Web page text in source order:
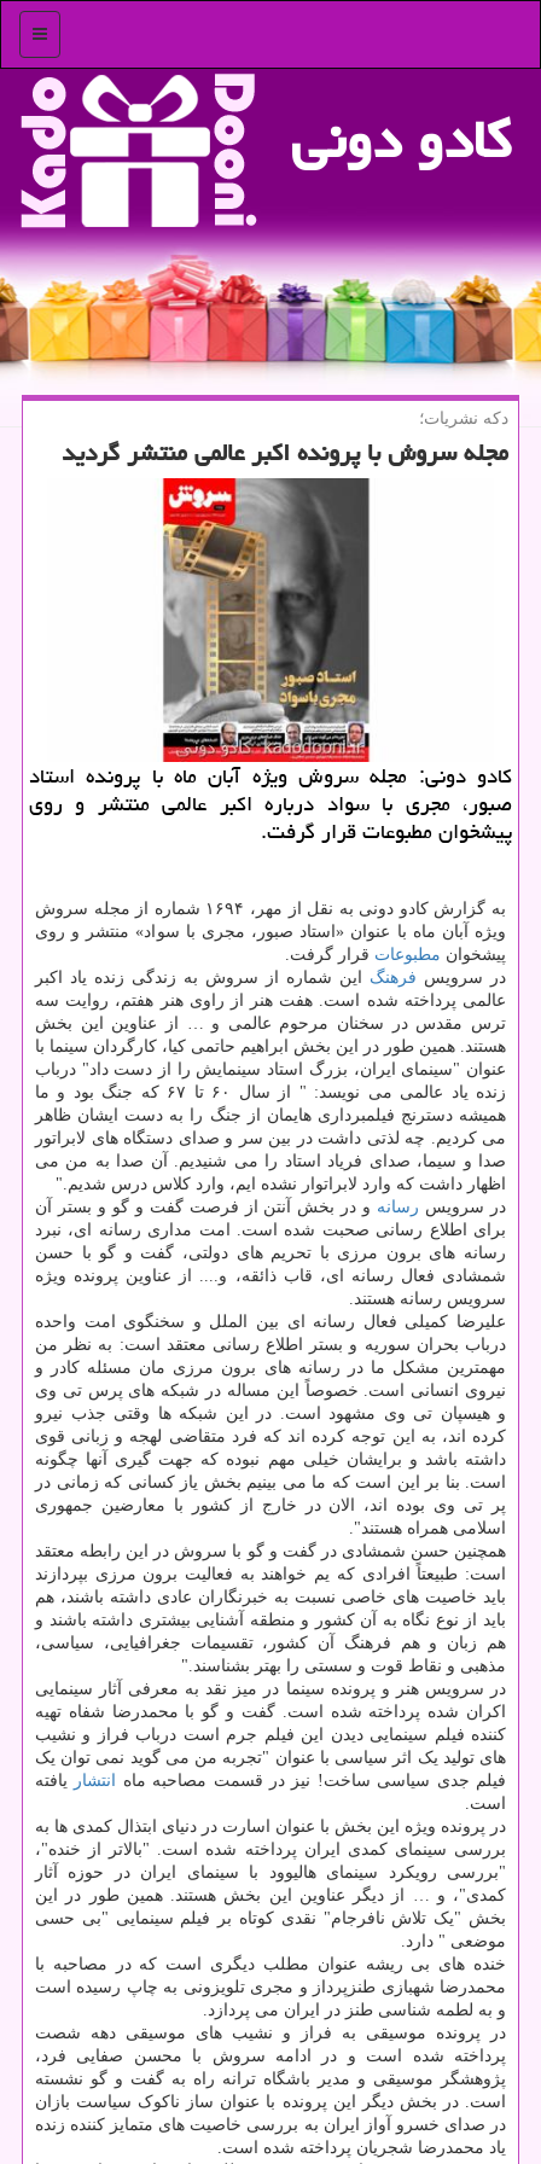
منو
كادو دونی
دكه نشریات؛
مجله سروش با پرونده اكبر عالمی منتشر گردید
كادو دونی: مجله سروش ویژه آبان ماه با پرونده استاد
صبور، مجری با سواد درباره اكبر عالمی منتشر و روی
پیشخوان مطبوعات قرار گرفت.
به گزارش کادو دونی به نقل از مهر، ۱۶۹۴ شماره از مجله سروش
ویژه آبان ماه با عنوان «استاد صبور، مجری با سواد» منتشر و روی
پیشخوان مطبوعات قرار گرفت.
در سرویس فرهنگ این شماره از سروش به زندگی زنده یاد اکبر
عالمی پرداخته شده است. هفت هنر از راوی هنر هفتم، روایت سه
ترس مقدس در سخنان مرحوم عالمی و … از عناوین این بخش
هستند. همین طور در این بخش ابراهیم حاتمی کیا، کارگردان سینما با
عنوان "سینمای ایران، بزرگ استاد سینمایش را از دست داد" درباب
زنده یاد عالمی می نویسد: " از سال ۶۰ تا ۶۷ که جنگ بود و ما
همیشه دسترنج فیلمبرداری هایمان از جنگ را به دست ایشان ظاهر
می کردیم. چه لذتی داشت در بین سر و صدای دستگاه های لابراتور
صدا و سیما، صدای فریاد استاد را می شنیدیم. آن صدا به من می
اظهار داشت که وارد لابراتوار نشده ایم، وارد کلاس درس شدیم."
در سرویس رسانه و در بخش آنتن از فرصت گفت و گو و بستر آن
برای اطلاع رسانی صحبت شده است. امت مداری رسانه ای، نبرد
رسانه های برون مرزی با تحریم های دولتی، گفت و گو با حسن
شمشادی فعال رسانه ای، قاب ذائقه، و.... از عناوین پرونده ویژه
سرویس رسانه هستند.
علیرضا کمیلی فعال رسانه ای بین الملل و سخنگوی امت واحده
درباب بحران سوریه و بستر اطلاع رسانی معتقد است: به نظر من
مهمترین مشکل ما در رسانه های برون مرزی مان مسئله کادر و
نیروی انسانی است. خصوصاً این مساله در شبکه های پرس تی وی
و هیسپان تی وی مشهود است. در این شبکه ها وقتی جذب نیرو
کرده اند، به این توجه کرده اند که فرد متقاضی لهجه و زبانی قوی
داشته باشد و برایشان خیلی مهم نبوده که جهت گیری آنها چگونه
است. بنا بر این است که ما می بینیم بخش یاز کسانی که زمانی در
پر تی وی بوده اند، الان در خارج از کشور با معارضین جمهوری
اسلامی همراه هستند".
همچنین حسن شمشادی در گفت و گو با سروش در این رابطه معتقد
است: طبیعتاً افرادی که یم خواهند به فعالیت برون مرزی بپردازند
باید خاصیت های خاصی نسبت به خبرنگاران عادی داشته باشند، هم
باید از نوع نگاه به آن کشور و منطقه آشنایی بیشتری داشته باشند و
هم زبان و هم فرهنگ آن کشور، تقسیمات جغرافیایی، سیاسی،
مذهبی و نقاط قوت و سستی را بهتر بشناسند."
در سرویس هنر و پرونده سینما در میز نقد به معرفی آثار سینمایی
اکران شده پرداخته شده است. گفت و گو با محمدرضا شفاه تهیه
کننده فیلم سینمایی دیدن این فیلم جرم است درباب فراز و نشیب
های تولید یک اثر سیاسی با عنوان "تجربه من می گوید نمی توان یک
فیلم جدی سیاسی ساخت! نیز در قسمت مصاحبه ماه
انتشار
یافته
است.
در پرونده ویژه این بخش با عنوان اسارت در دنیای ابتذال کمدی ها به
بررسی سینمای کمدی ایران پرداخته شده است. "بالاتر از خنده"،
"بررسی رویکرد سینمای هالیوود با سینمای ایران در حوزه آثار
کمدی"، و … از دیگر عناوین این بخش هستند. همین طور در این
بخش "یک تلاش نافرجام" نقدی کوتاه بر فیلم سینمایی "بی حسی
موضعی " دارد.
خنده های بی ریشه عنوان مطلب دیگری است که در مصاحبه با
محمدرضا شهبازی طنزپرداز و مجری تلویزونی به چاپ رسیده است
و به لطمه شناسی طنز در ایران می پردازد.
در پرونده موسیقی به فراز و نشیب های موسیقی دهه شصت
پرداخته شده است و در ادامه سروش با محسن صفایی فرد،
پژوهشگر موسیقی و مدیر باشگاه ترانه راه به گفت و گو نشسته
است. در بخش دیگر این پرونده با عنوان ساز ناکوک سیاست بازان
در صدای خسرو آواز ایران به بررسی خاصیت های متمایز کننده زنده
یاد محمدرضا شجریان پرداخته شده است.